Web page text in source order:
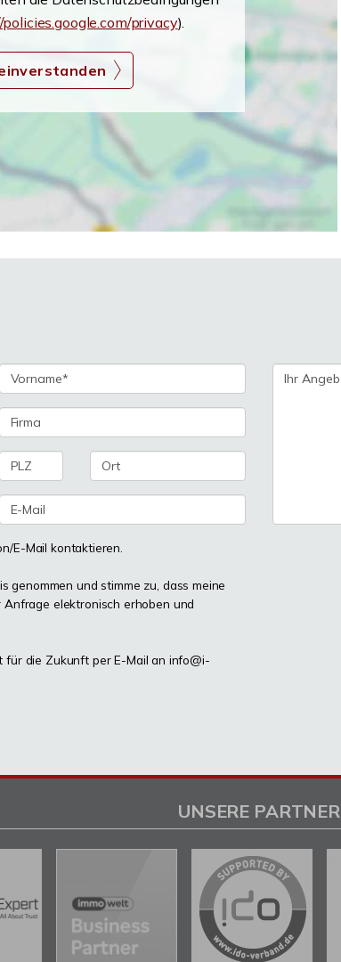
privacy).
E-Mail kontaktieren.
genommen und stimme zu, dass meine
elektronisch erhoben und
für die Zukunft per E-Mail an info@i-
UNSERE PARTNER